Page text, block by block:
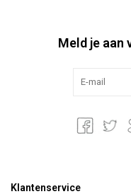
Meld je aan
Klantenservice